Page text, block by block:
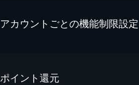
アカウントごとの機能制限設定
ポイント還元